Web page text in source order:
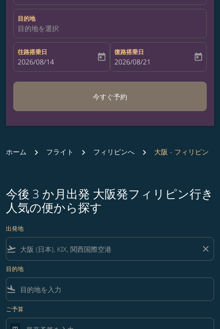
目的地
目的地を選択
往路搭乗日
fc-booking-departure-date-aria-label
2026/08/14 today
復路搭乗日
fc-booking-return-date-aria-label
2026/08/21 today
今すぐ予約
ホーム フライト フィリピンへ 大阪 - フィリピン
今後 3 か月出発 大阪発フィリピン行き
人気の便から探す
出発地
flight_takeoff close
目的地
flight_land
ご予算